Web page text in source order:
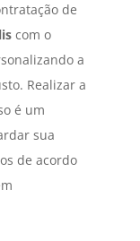
de
com o
a
Realizar a
é um
sua
de acordo